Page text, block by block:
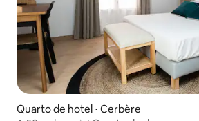
Quarto de hotel ⋅ Cerbère